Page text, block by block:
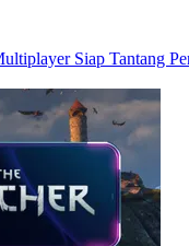
Siap Tantang